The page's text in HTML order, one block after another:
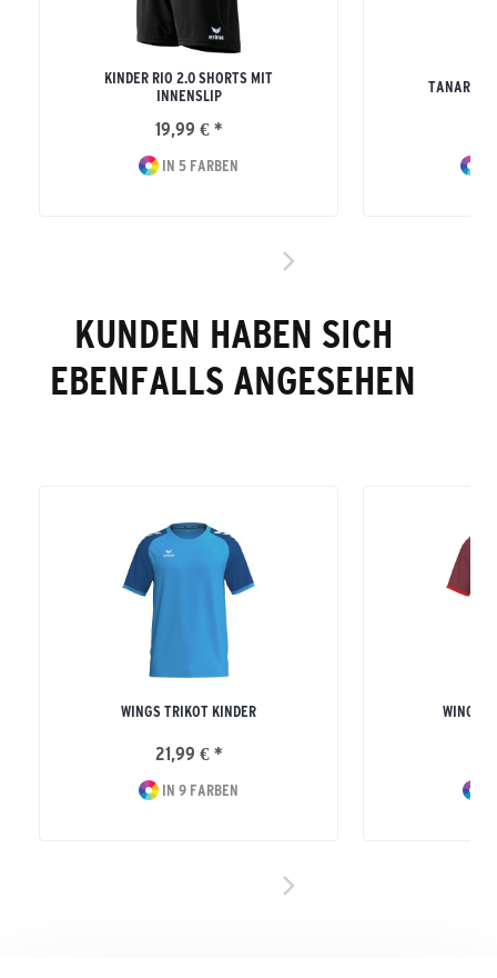
KINDER RIO 2.0 SHORTS MIT
INNENSLIP
19,99 € *
IN 5 FARBEN
TANARO
KUNDEN HABEN SICH
EBENFALLS ANGESEHEN
WINGS TRIKOT KINDER
21,99 € *
IN 9 FARBEN
WINGS